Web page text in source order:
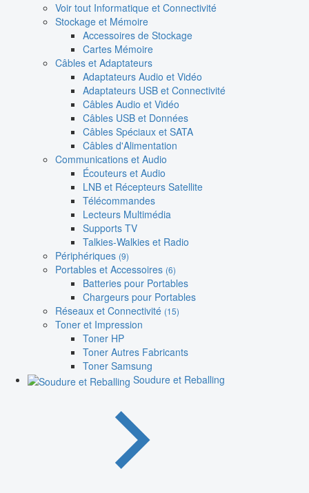
Voir tout Informatique et Connectivité
Stockage et Mémoire
Accessoires de Stockage
Cartes Mémoire
Câbles et Adaptateurs
Adaptateurs Audio et Vidéo
Adaptateurs USB et Connectivité
Câbles Audio et Vidéo
Câbles USB et Données
Câbles Spéciaux et SATA
Câbles d'Alimentation
Communications et Audio
Écouteurs et Audio
LNB et Récepteurs Satellite
Télécommandes
Lecteurs Multimédia
Supports TV
Talkies-Walkies et Radio
Périphériques (9)
Portables et Accessoires (6)
Batteries pour Portables
Chargeurs pour Portables
Réseaux et Connectivité (15)
Toner et Impression
Toner HP
Toner Autres Fabricants
Toner Samsung
Soudure et Reballing